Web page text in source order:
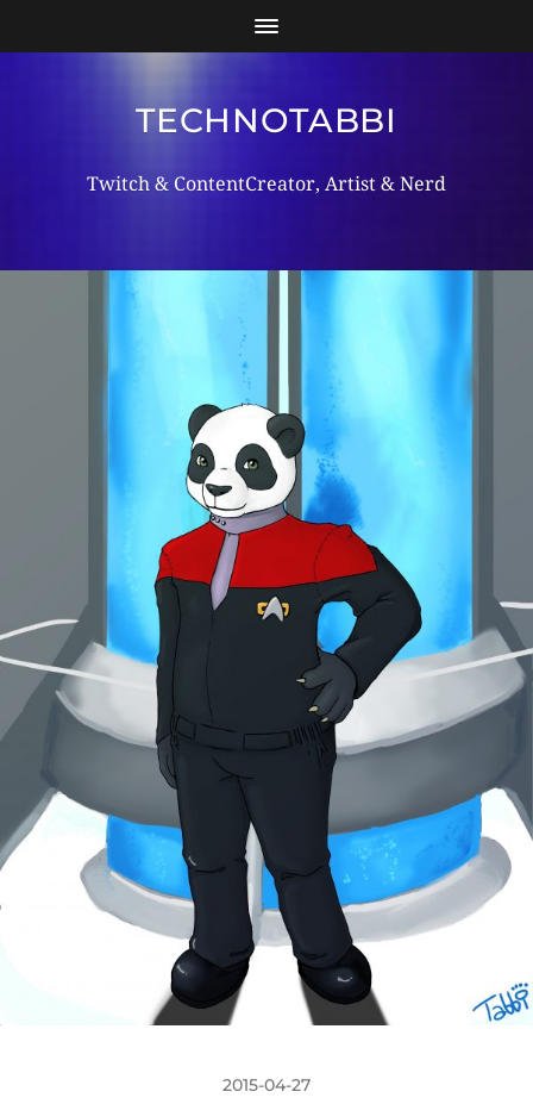
TECHNOTABBI
Twitch & ContentCreator, Artist & Nerd
2015-04-27